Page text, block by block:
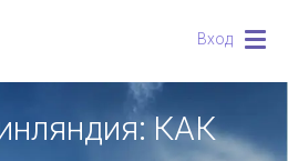
Вход
КАК